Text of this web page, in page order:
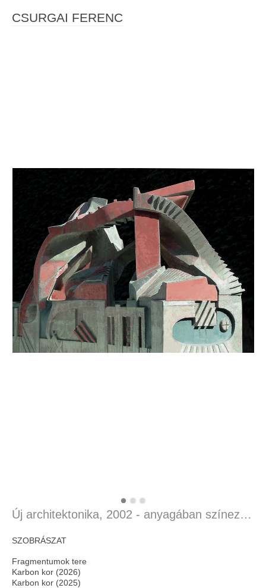
Új architektonika, 2002 - anyagában színezett és festett beton, 92 x 140 x 50 cm
CSURGAI FERENC
SZOBRÁSZAT
Fragmentumok tere
Karbon kor (2026)
Karbon kor (2025)